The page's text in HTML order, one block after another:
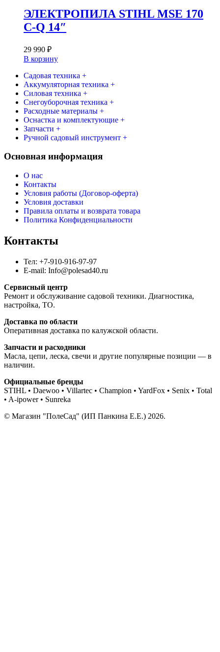
ЭЛЕКТРОПИЛА STIHL MSE 170
C-Q 14″
29 990 ₽
В корзину
Садовая техника +
Аккумуляторная техника +
Силовая техника +
Снегоуборочная техника +
Расходные материалы +
Оснастка и комплектующие +
Запчасти +
Ручной садовый инструмент +
Основная информация
О нас
Контакты
Условия работы (Договор-оферта)
Условия доставки
Правила оплаты и возврата товара
Политика Конфиденциальности
Контакты
Тел: +7-910-916-97-97
E-mail: Info@polesad40.ru
Сервисный центр
Ремонт и обслуживание садовой техники. Диагностика,
настройка, ТО.
Доставка по области
Оперативная доставка по калужской области.
Запчасти и расходники
Масла, цепи, леска, свечи и другие популярные позиции — в
наличии.
Официальные бренды
STIHL • Daewoo • Villartec • Champion • YardFox • Senix • Total
• A-ipower • Sunreka
© Магазин "ПолеСад" (ИП Панкина Е.Е.) 2026.